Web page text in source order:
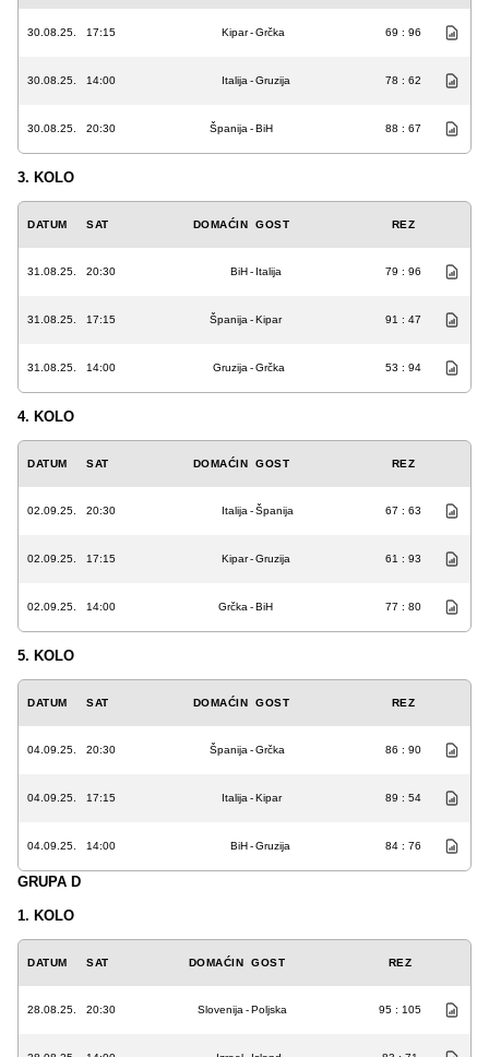
30.08.25. 17:15 Kipar-Grčka 69 : 96
30.08.25. 14:00 Italija -Gruzija 78 : 62
30.08.25. 20:30 Španija -BiH 88 : 67
3. KOLO
DATUM SAT DOMAĆIN GOST REZ
31.08.25. 20:30 BiH- Italija 79 : 96
31.08.25. 17:15 Španija -Kipar 91 : 47
31.08.25. 14:00 Gruzija -Grčka 53 : 94
4. KOLO
DATUM SAT DOMAĆIN GOST REZ
02.09.25. 20:30 Italija -Španija 67 : 63
02.09.25. 17:15 Kipar-Gruzija 61 : 93
02.09.25. 14:00 Grčka -BiH 77 : 80
5. KOLO
DATUM SAT DOMAĆIN GOST REZ
04.09.25. 20:30 Španija -Grčka 86 : 90
04.09.25. 17:15 Italija -Kipar 89 : 54
04.09.25. 14:00 BiH-Gruzija 84 : 76
GRUPA D
1. KOLO
DATUM SAT DOMAĆIN GOST REZ
28.08.25. 20:30 Slovenija -Poljska 95 : 105